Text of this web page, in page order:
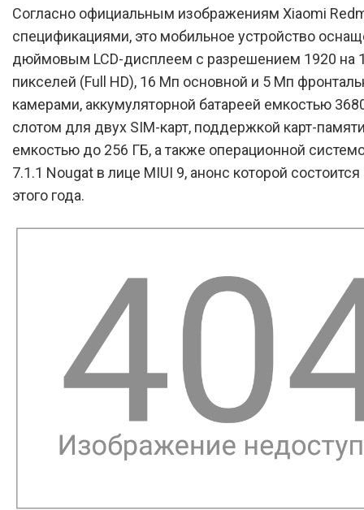
Согласно официальным изображениям Xiaomi
спецификациями, это мобильное устройство
дюймовым LCD-дисплеем с разрешением 1920 на
пикселей (Full HD), 16 Мп основной и 5 Мп
камерами, аккумуляторной батареей емкостью
слотом для двух SIM-карт, поддержкой карт-
емкостью до 256 ГБ, а также операционной
7.1.1 Nougat в лице MIUI 9, анонс которой состоится
этого года.